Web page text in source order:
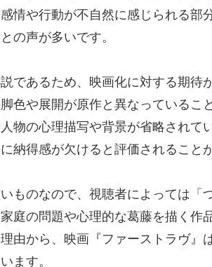
情や行動が不自然に感じられる部
の声が多いです。
であるため、映画化に対する期待
色や展開が原作と異なっているこ
物の心理描写や背景が省略されて
納得感が欠けると評価されること
ものなので、視聴者によっては「
庭の問題や心理的な葛藤を描く作
由から、映画『ファーストラヴ』
ます。